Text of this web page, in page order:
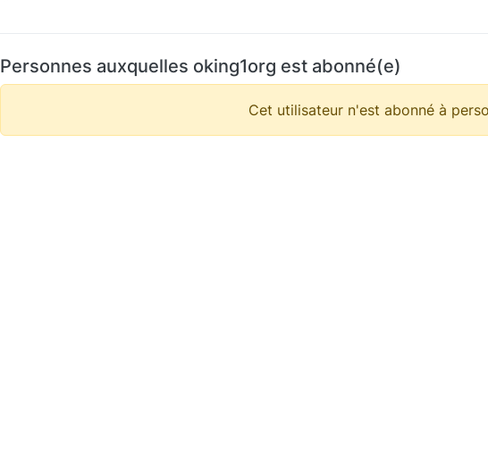
Personnes auxquelles oking1org est abonné(e)
Cet utilisateur n'est abonné à